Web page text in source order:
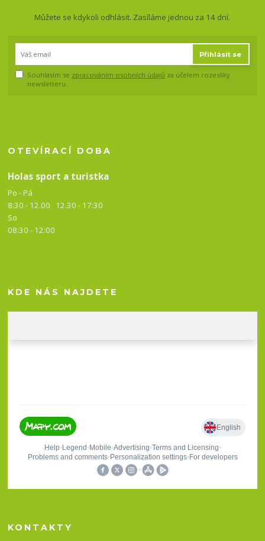
Můžete se kdykoli odhlásit. Zasíláme jednou za 14 dní.
Přihlásit se
Souhlasím se zpracováním osobních údajů za účelem rozesílky
newsletteru.
OTEVÍRACÍ DOBA
Holas sport a turistka
Po - Pá
8:30 - 12.00 12.30 - 17:30
So
08:30 - 12:00
KDE NÁS NAJDETE
KONTAKTY